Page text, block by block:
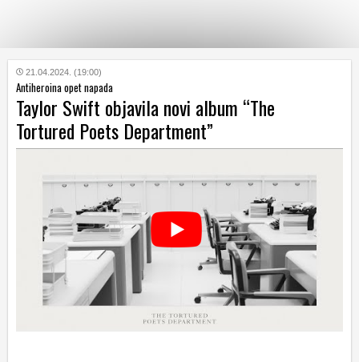
KATEGORIJE
HRVATSKI
WEB
21.04.2024. (19:00)
Antiheroina opet napada
Taylor Swift objavila novi album “The
Tortured Poets Department”